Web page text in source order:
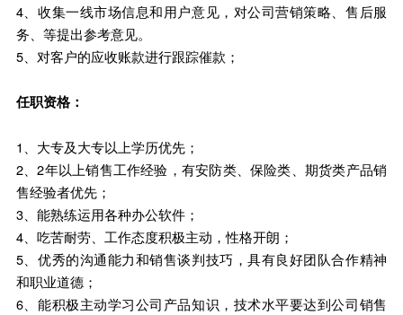
4、收集一线市场信息和用户意见，对公司营销策略、售后服
务、等提出参考意见。
5、对客户的应收账款进行跟踪催款；
任职资格：
1、大专及大专以上学历优先；
2、2年以上销售工作经验，有安防类、保险类、期货类产品销
售经验者优先；
3、能熟练运用各种办公软件；
4、吃苦耐劳、工作态度积极主动，性格开朗；
5、优秀的沟通能力和销售谈判技巧，具有良好团队合作精神
和职业道德；
6、能积极主动学习公司产品知识，技术水平要达到公司销售